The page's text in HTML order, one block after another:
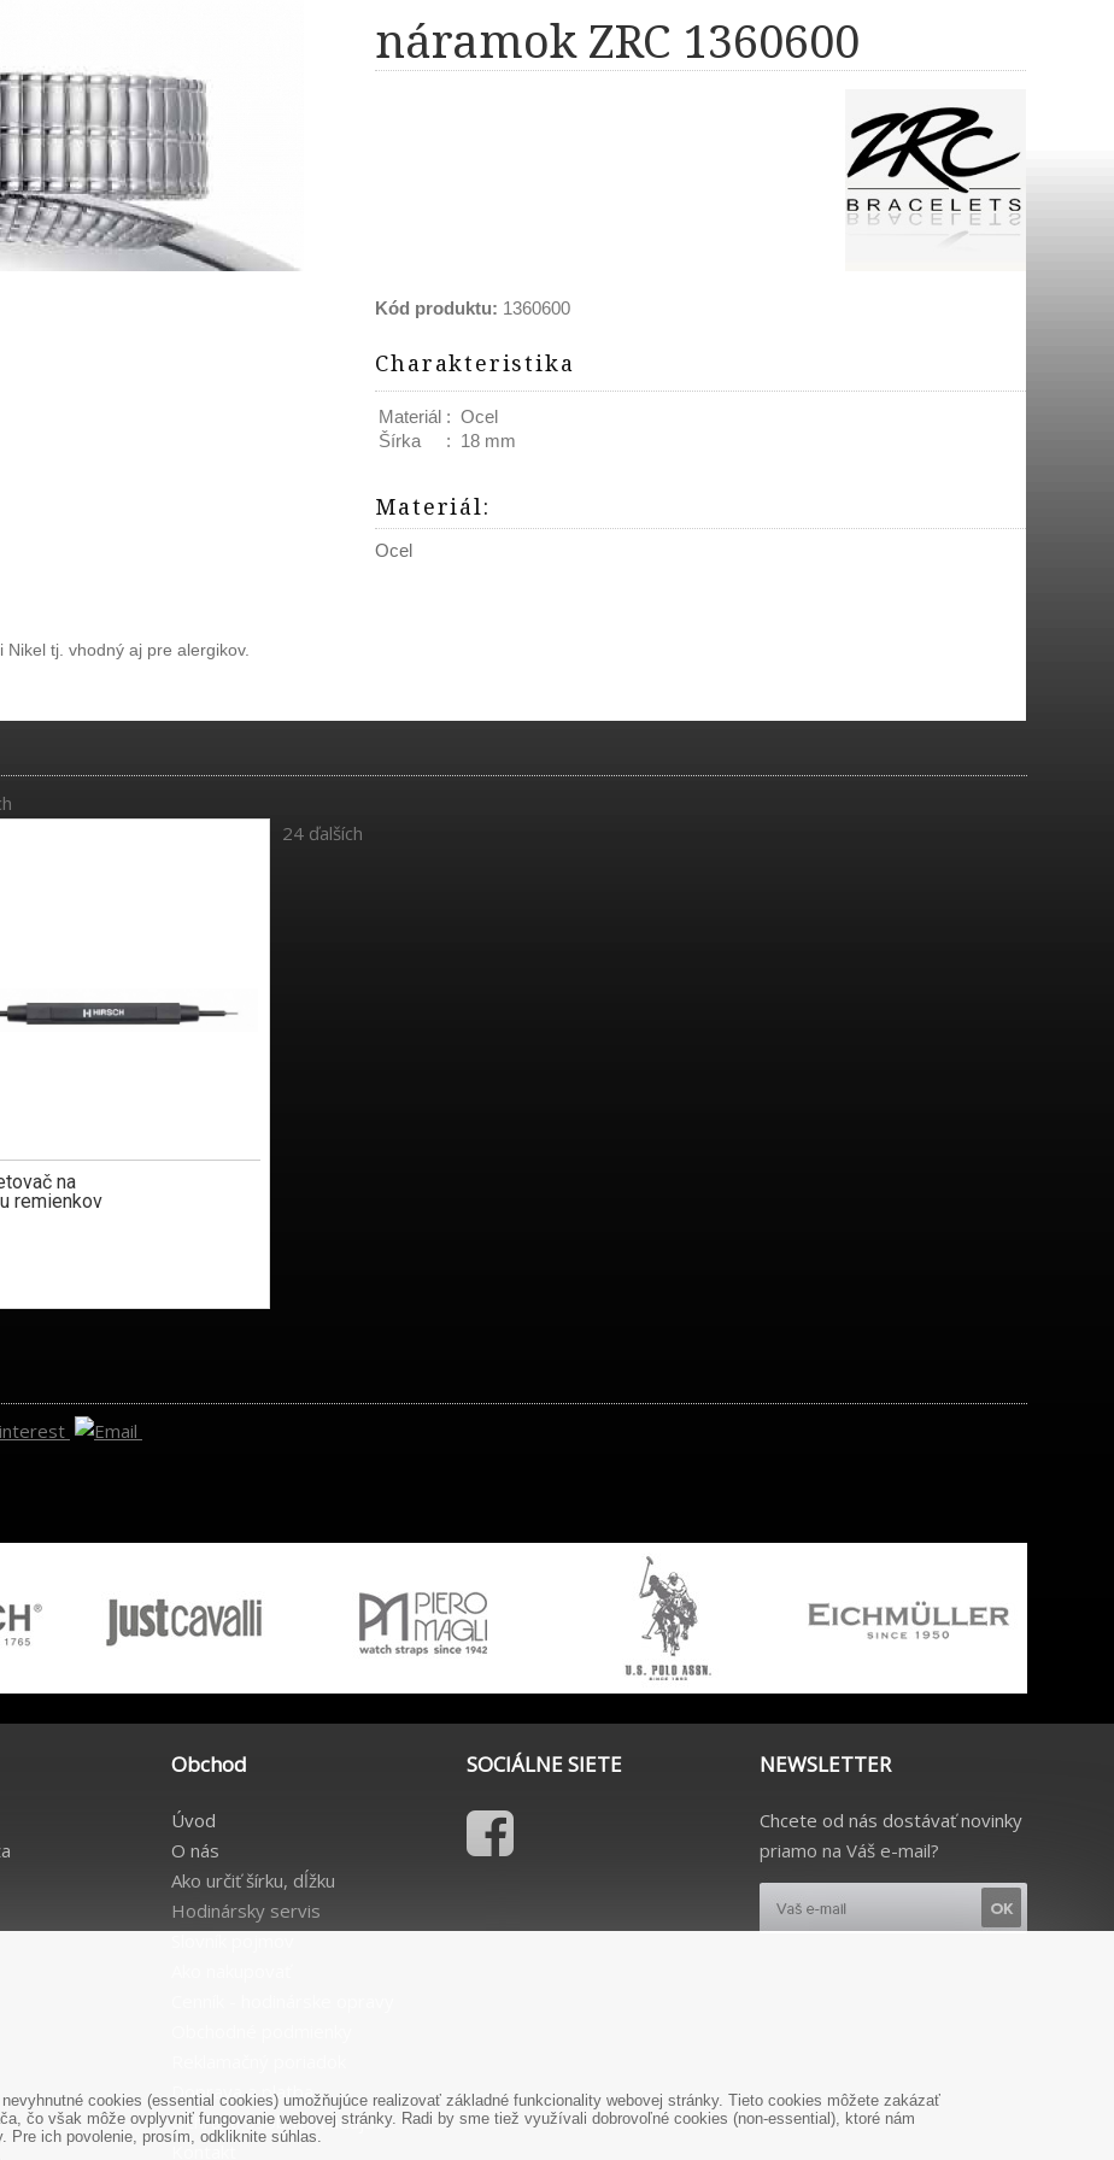
náramok ZRC 1360600
Kód produktu: 1360600
Charakteristika
Materiál : Ocel
Šírka
: 18 mm
Materiál:
Ocel
tj. vhodný aj pre alergikov.
na
remienkov
24 ďalších
Obchod
Úvod
O nás
Ako určiť šírku, dĺžku
Hodinársky servis
Doprava a platba
Ochrana osobných údajov
Kontakt
SOCIÁLNE SIETE NEWSLETTER
Chcete od nás dostávať novinky
priamo na Váš e-mail?
cookies (essential cookies) umožňujúce realizovať základné funkcionality webovej stránky. Tieto cookies môžete zakázať
čo však môže ovplyvniť fungovanie webovej stránky. Radi by sme tiež využívali dobrovoľné cookies (non-essential), ktoré nám
Pre ich povolenie, prosím, odkliknite súhlas.